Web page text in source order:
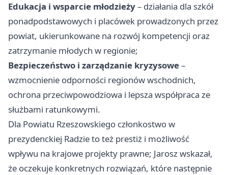
Edukacja i wsparcie młodzieży– działania dla szkół
ponadpodstawowych i placówek prowadzonych przez
powiat, ukierunkowane na rozwój kompetencji oraz
zatrzymanie młodych w regionie;
Bezpieczeństwo i zarządzanie kryzysowe–
wzmocnienie odporności regionów wschodnich,
ochrona przeciwpowodziowa i lepsza współpraca ze
służbami ratunkowymi.
Dla Powiatu Rzeszowskiego członkostwo w
prezydenckiej Radzie to też prestiż i możliwość
wpływu na krajowe projekty prawne; Jarosz wskazał,
że oczekuje konkretnych rozwiązań, które następnie